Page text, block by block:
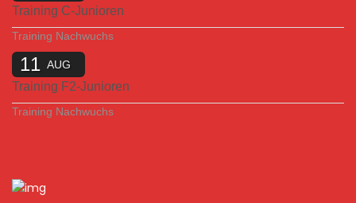
Training C-Junioren
Training Nachwuchs
11 AUG
Training F2-Junioren
Training Nachwuchs